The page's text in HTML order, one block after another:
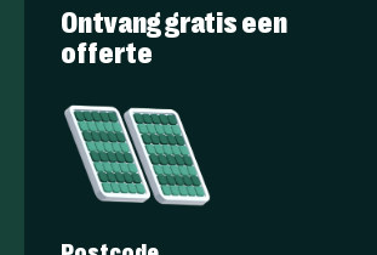
Ontvang gratis een
offerte